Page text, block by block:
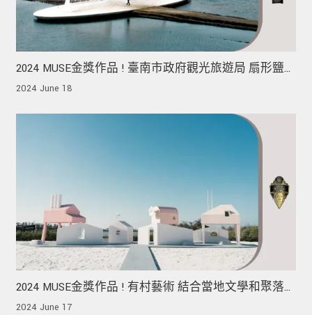
2024 MUSE金獎作品 ! 臺南市政府觀光旅遊局 扇形鹽
田 生命之樹 朝光前行 向海致敬
2024 June 18
2024 MUSE金獎作品 ! 有村藝術 結合當地文學和聚落
元素進行詮釋 表達出四種角色定位的生命舞台
2024 June 17